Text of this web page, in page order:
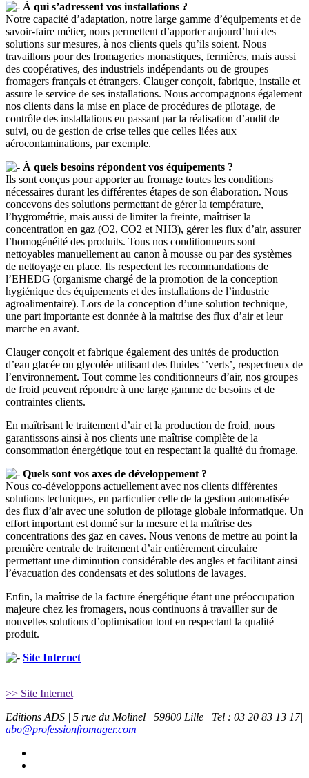
À qui s’adressent vos installations ?
Notre capacité d’adaptation, notre large gamme d’équipements et de
savoir-faire métier, nous permettent d’apporter aujourd’hui des
solutions sur mesures, à nos clients quels qu’ils soient. Nous
travaillons pour des fromageries monastiques, fermières, mais aussi
des coopératives, des industriels indépendants ou de groupes
fromagers français et étrangers. Clauger conçoit, fabrique, installe et
assure le service de ses installations. Nous accompagnons également
nos clients dans la mise en place de procédures de pilotage, de
contrôle des installations en passant par la réalisation d’audit de
suivi, ou de gestion de crise telles que celles liées aux
aérocontaminations, par exemple.
À quels besoins répondent vos équipements ?
Ils sont conçus pour apporter au fromage toutes les conditions
nécessaires durant les différentes étapes de son élaboration. Nous
concevons des solutions permettant de gérer la température,
l’hygrométrie, mais aussi de limiter la freinte, maîtriser la
concentration en gaz (O2, CO2 et NH3), gérer les flux d’air, assurer
l’homogénéité des produits. Tous nos conditionneurs sont
nettoyables manuellement au canon à mousse ou par des systèmes
de nettoyage en place. Ils respectent les recommandations de
l’EHEDG (organisme chargé de la promotion de la conception
hygiénique des équipements et des installations de l’industrie
agroalimentaire). Lors de la conception d’une solution technique,
une part importante est donnée à la maitrise des flux d’air et leur
marche en avant.
Clauger conçoit et fabrique également des unités de production
d’eau glacée ou glycolée utilisant des fluides ‘’verts’, respectueux de
l’environnement. Tout comme les conditionneurs d’air, nos groupes
de froid peuvent répondre à une large gamme de besoins et de
contraintes clients.
En maîtrisant le traitement d’air et la production de froid, nous
garantissons ainsi à nos clients une maîtrise complète de la
consommation énergétique tout en respectant la qualité du fromage.
Quels sont vos axes de développement ?
Nous co-développons actuellement avec nos clients différentes
solutions techniques, en particulier celle de la gestion automatisée
des flux d’air avec une solution de pilotage globale informatique. Un
effort important est donné sur la mesure et la maîtrise des
concentrations des gaz en caves. Nous venons de mettre au point la
première centrale de traitement d’air entièrement circulaire
permettant une diminution considérable des angles et facilitant ainsi
l’évacuation des condensats et des solutions de lavages.
Enfin, la maîtrise de la facture énergétique étant une préoccupation
majeure chez les fromagers, nous continuons à travailler sur de
nouvelles solutions d’optimisation tout en respectant la qualité
produit.
Site Internet
>> Site Internet
Editions ADS | 5 rue du Molinel | 59800 Lille | Tel : 03 20 83 13 17|
abo@professionfromager.com